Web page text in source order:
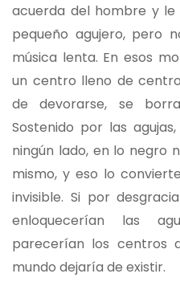
acuerda del hombre y
pequeño agujero, pero
música lenta. En esos
un centro lleno de
de devorarse, se
Sostenido por las
ningún lado, en lo negro
mismo, y eso lo
invisible. Si por
enloquecerían las
parecerían los centros
mundo dejaría de existir.